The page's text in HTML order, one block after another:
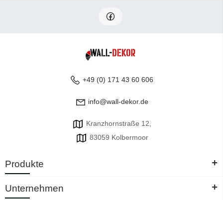
+49 (0) 171 43 60 606
info@wall-dekor.de
Kranzhornstraße 12,
83059 Kolbermoor
Produkte +
Unternehmen +